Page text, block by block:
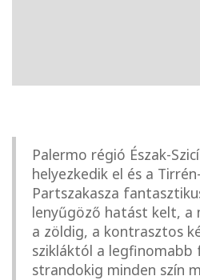
Palermo régió Észak-
helyezkedik el és a
Partszakasza
lenyűgöző hatást kelt, a
a zöldig, a kontrasztos
szikláktól a legfinomabb
strandokig minden szín